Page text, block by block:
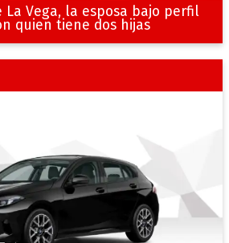
La Vega, la esposa bajo perfil
quien tiene dos hijas